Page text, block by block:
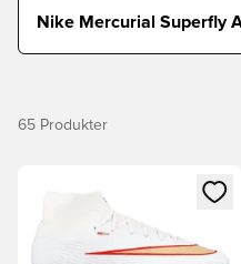
Nike Mercurial Superfly
65 Produkter
Åbner en Modal til at